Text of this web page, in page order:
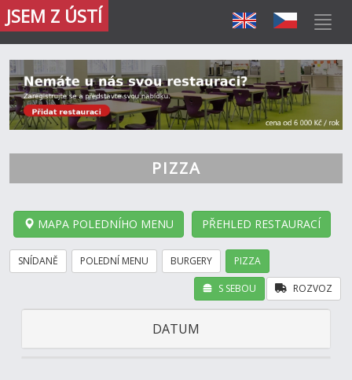
JSEM Z ÚSTÍ
PIZZA
MAPA POLEDNÍHO MENU PŘEHLED RESTAURACÍ
SNÍDANĚ POLEDNÍ MENU BURGERY PIZZA
ROZVOZ
S SEBOU
DATUM